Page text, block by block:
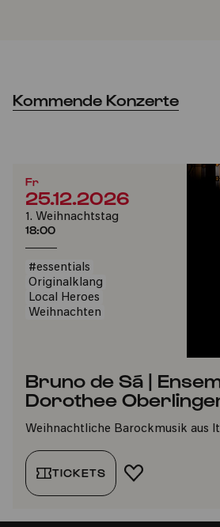
Kommende Konzerte
Fr
25.12.2026
1. Weihnachtstag
18:00
#essentials
Originalklang
Local Heroes
Weihnachten
Bruno de Sá |
Dorothee
Weihnachtliche Barockmusik aus
TICKETS FAVORIT